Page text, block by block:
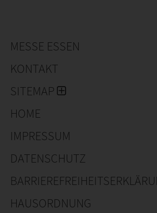
MESSE ESSEN
KONTAKT
SITEMAP
HOME
IMPRESSUM
DATENSCHUTZ
HAUSORDNUNG